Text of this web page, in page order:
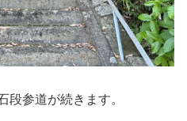
段参道が続きます。